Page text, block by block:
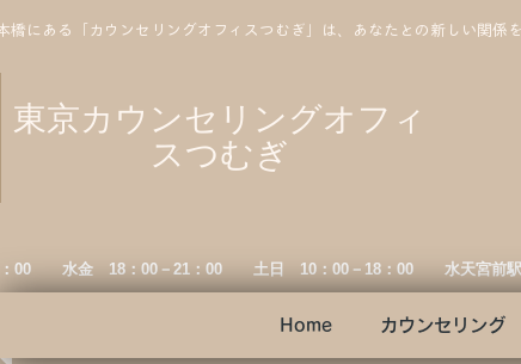
橋にある「カウンセリングオフィスつむぎ」は、あなたとの新しい関
東京カウンセリングオフィ
スつむぎ
：00 水金 18：00－21：00 土日 10：00－18：00 水天宮前駅
Home カウンセリング